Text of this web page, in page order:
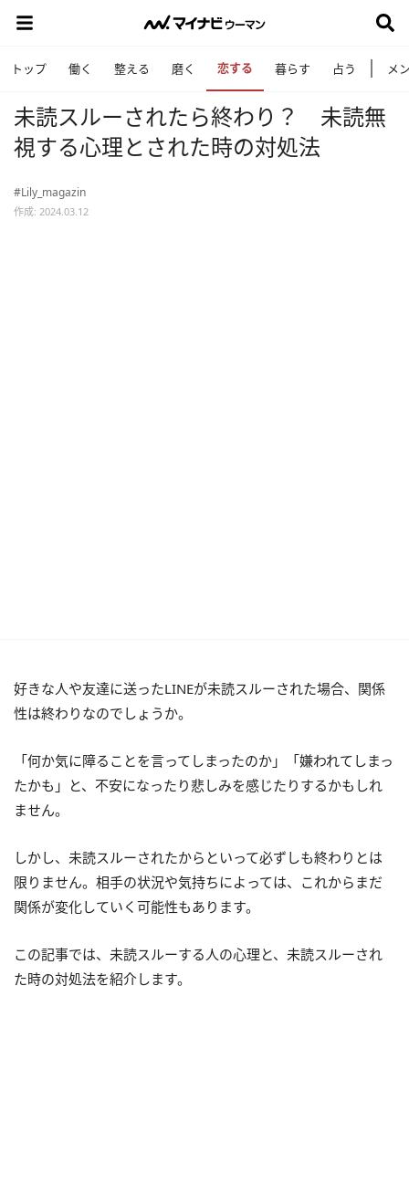
トップ 働く 整える 磨く 恋する 暮らす 占う メ
未読スルーされたら終わり？ 未読無
視する心理とされた時の対処法
#Lily_magazin
作成: 2024.03.12
好きな人や友達に送ったLINEが未読スルーされた場合、関係
性は終わりなのでしょうか。
「何か気に障ることを言ってしまったのか」「嫌われてしまっ
たかも」と、不安になったり悲しみを感じたりするかもしれ
ません。
しかし、未読スルーされたからといって必ずしも終わりとは
限りません。相手の状況や気持ちによっては、これからまだ
関係が変化していく可能性もあります。
この記事では、未読スルーする人の心理と、未読スルーされ
た時の対処法を紹介します。